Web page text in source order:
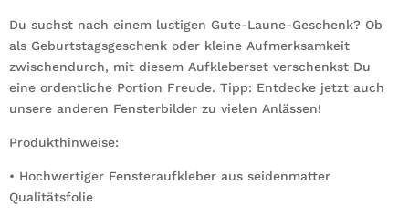
Du suchst nach einem lustigen Gute-Laune-Geschenk? Ob
als Geburtstagsgeschenk oder kleine Aufmerksamkeit
zwischendurch, mit diesem Aufkleberset verschenkst Du
eine ordentliche Portion Freude. Tipp: Entdecke jetzt auch
unsere anderen Fensterbilder zu vielen Anlässen!
Produkthinweise:
• Hochwertiger Fensteraufkleber aus seidenmatter
Qualitätsfolie